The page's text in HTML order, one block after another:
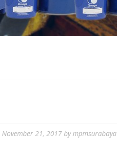
November 21, 2017bympmsurabaya